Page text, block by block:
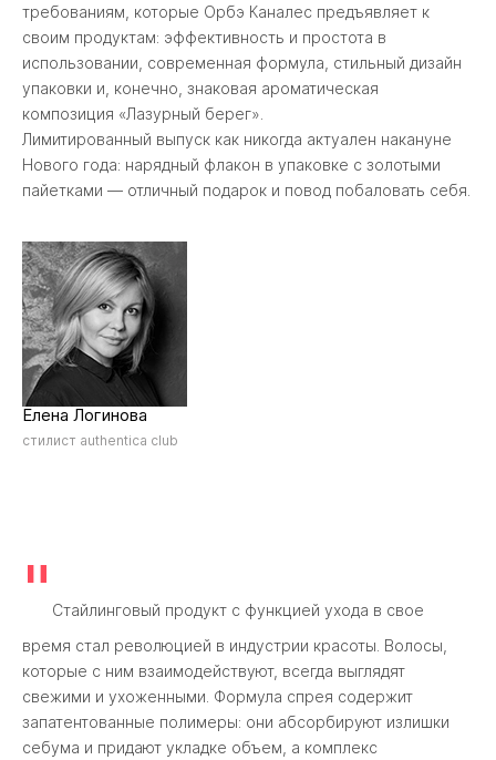
требованиям, которые Орбэ Каналес предъявляет к
своим продуктам: эффективность и простота в
использовании, современная формула, стильный дизайн
упаковки и, конечно, знаковая ароматическая
композиция «Лазурный берег».
Лимитированный выпуск как никогда актуален накануне
Нового года: нарядный флакон в упаковке с золотыми
пайетками — отличный подарок и повод побаловать себя.
Елена Логинова
стилист authentica club
" Стайлинговый продукт с функцией ухода в свое
время стал революцией в индустрии красоты. Волосы,
которые с ним взаимодействуют, всегда выглядят
свежими и ухоженными. Формула спрея содержит
запатентованные полимеры: они абсорбируют излишки
себума и придают укладке объем, а комплекс